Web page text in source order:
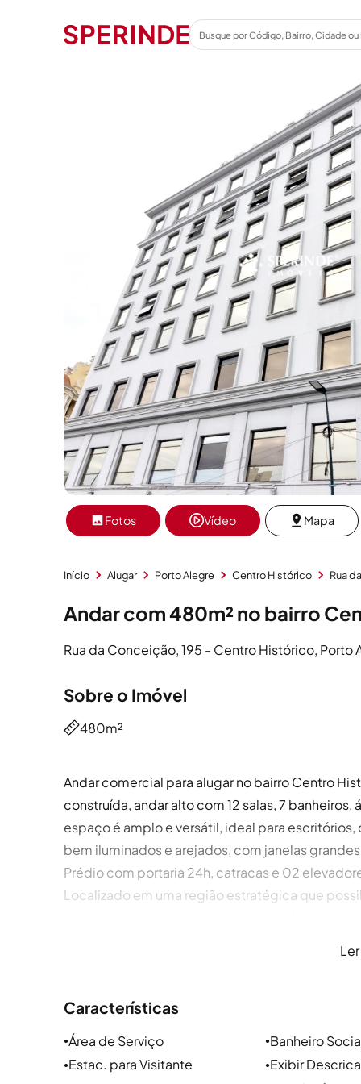
Fotos Vídeo Mapa
Início Alugar Porto Alegre Centro Histórico Rua
Andar com 480m² no bairro
Rua da Conceição, 195 - Centro Histórico, Porto
Sobre o Imóvel
480m²
Andar comercial para alugar no bairro Centro
construída, andar alto com 12 salas, 7
espaço é amplo e versátil, ideal para
bem iluminados e arejados, com janelas
Prédio com portaria 24h, catracas e 02
Localizado em uma região estratégica que
Localização e arredores
O Centro da cidade de Porto Alegre, fica
Independência e Praia de Belas e tem como
Características
●Área de Serviço ●Banheiro
●Estac. para Visitante ●Exibir